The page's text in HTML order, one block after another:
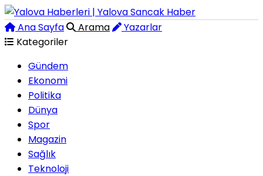
Ana Sayfa Arama
Yazarlar
Kategoriler
Gündem
Ekonomi
Politika
Dünya
Spor
Magazin
Sağlık
Teknoloji